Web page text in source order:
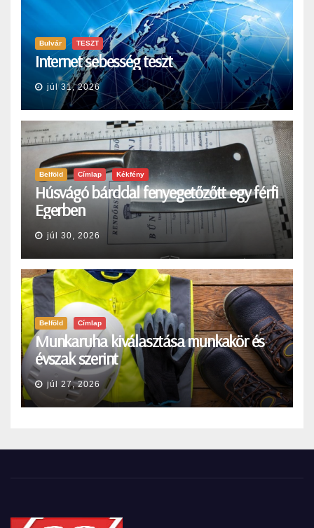
Bulvár TESZT
Internet sebesség teszt
júl 31, 2026
Belföld Címlap Kékfény
Húsvágó bárddal fenyegetőzőtt egy férfi
Egerben
júl 30, 2026
Belföld Címlap
Munkaruha kiválasztása munkakör és
évszak szerint
júl 27, 2026